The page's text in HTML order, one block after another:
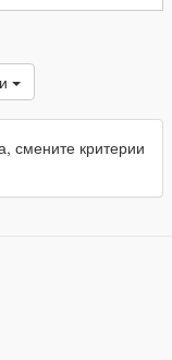
смените критерии